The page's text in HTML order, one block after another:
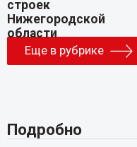
Еще в рубрике
Подробно